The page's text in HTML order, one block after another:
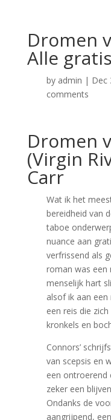
Dromen
Alle
by admin | Dec
comments
Dromen
(Virgin
Carr
Wat ik het
bereidheid van
taboe
nuance aan
verfrissend als
roman was een
menselijk hart
alsof ik aan
een reis die
kronkels en
Connors’
van scepsis en
een ontroerend
zeker een
Ondanks de
aangrijpend,